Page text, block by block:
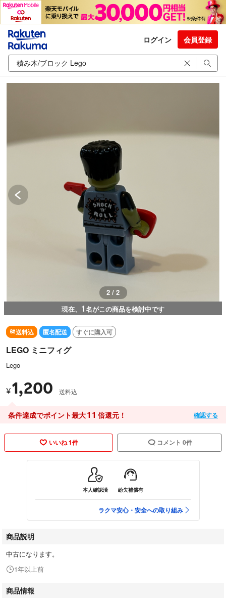
ログイン 会員登録
2 / 2
現在、 1名がこの商品を検討中です
送料込 匿名配送 すぐに購入可
LEGO ミニフィグ
Lego
¥1,200 送料込
条件達成でポイント最大11 倍還元！ 確認する
いいね 1件 コメント 0件
本人確認済 紛失補償有
ラクマ安心・安全への取り組み
商品説明
中古になります。
1年以上前
商品情報